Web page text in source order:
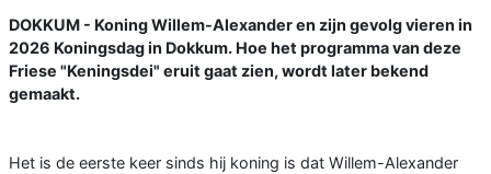
DOKKUM - Koning Willem-Alexander en zijn gevolg vieren in
2026 Koningsdag in Dokkum. Hoe het programma van deze
Friese "Keningsdei" eruit gaat zien, wordt later bekend
gemaakt.
Het is de eerste keer sinds hij koning is dat Willem-Alexander